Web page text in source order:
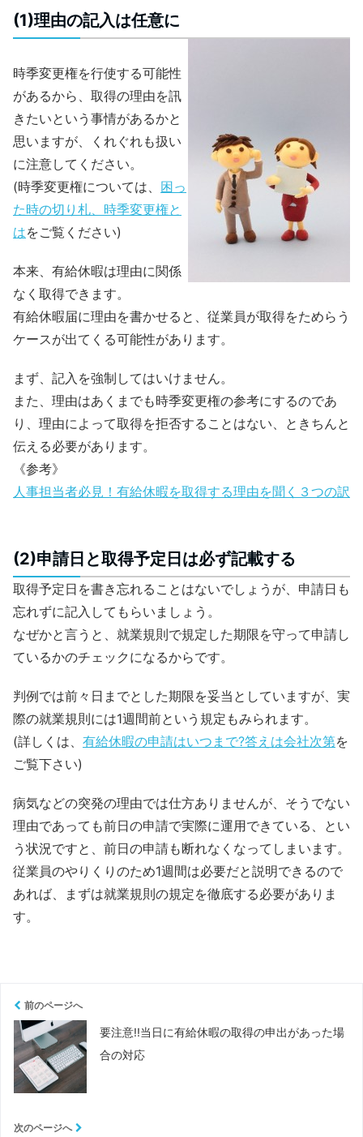
(1)理由の記入は任意に
時季変更権を行使する可能性
があるから、取得の理由を訊
きたいという事情があるかと
思いますが、くれぐれも扱い
に注意してください。
(時季変更権については、 困っ
た時の切り札、時季変更権と
はをご覧ください)
本来、有給休暇は理由に関係
なく取得できます。
有給休暇届に理由を書かせると、従業員が取得をためらう
ケースが出てくる可能性があります。
まず、記入を強制してはいけません。
また、理由はあくまでも時季変更権の参考にするのであ
り、理由によって取得を拒否することはない、ときちんと
伝える必要があります。
《参考》
人事担当者必見！有給休暇を取得する理由を聞く３つの訳
(2)申請日と取得予定日は必ず記載する
取得予定日を書き忘れることはないでしょうが、申請日も
忘れずに記入してもらいましょう。
なぜかと言うと、就業規則で規定した期限を守って申請し
ているかのチェックになるからです。
判例では前々日までとした期限を妥当としていますが、実
際の就業規則には1週間前という規定もみられます。
(詳しくは、 有給休暇の申請はいつまで?答えは会社次第を
ご覧下さい)
病気などの突発の理由では仕方ありませんが、そうでない
理由であっても前日の申請で実際に運用できている、とい
う状況ですと、前日の申請も断れなくなってしまいます。
従業員のやりくりのため1週間は必要だと説明できるので
あれば、まずは就業規則の規定を徹底する必要がありま
す。
前のページへ
要注意!!当日に有給休暇の取得の申出があった場
合の対応
次のページへ